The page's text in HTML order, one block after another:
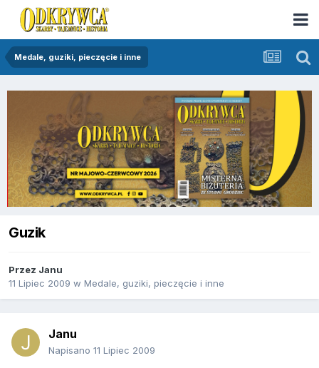
Medale, guziki, pieczęcie i inne
Guzik
Przez Janu
11 Lipiec 2009 w Medale, guziki, pieczęcie i inne
Janu
Napisano 11 Lipiec 2009